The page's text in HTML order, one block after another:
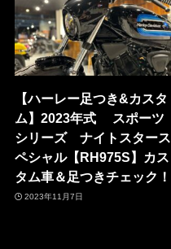
【ハーレー足つき&カスタ
ム】2023年式 スポーツ
シリーズ ナイトスタース
ペシャル【RH975S】カス
タム車＆足つきチェック！
2023年11月7日